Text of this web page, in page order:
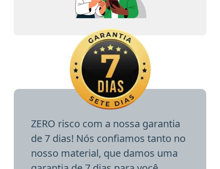
ZERO risco com a nossa garantia
de 7 dias! Nós confiamos tanto no
nosso material, que damos uma